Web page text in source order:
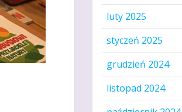
luty 2025
styczeń 2025
grudzień 2024
listopad 2024